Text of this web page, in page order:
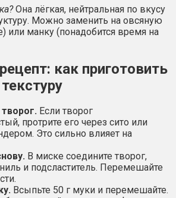
Она лёгкая, нейтральная по вкусу
Можно заменить на овсяную
или манку (понадобится время на
как приготовить
Если творог
протрите его через сито или
Это сильно влияет на
В миске соедините творог,
и подсластитель. Перемешайте
Всыпьте 50 г муки и перемешайте.